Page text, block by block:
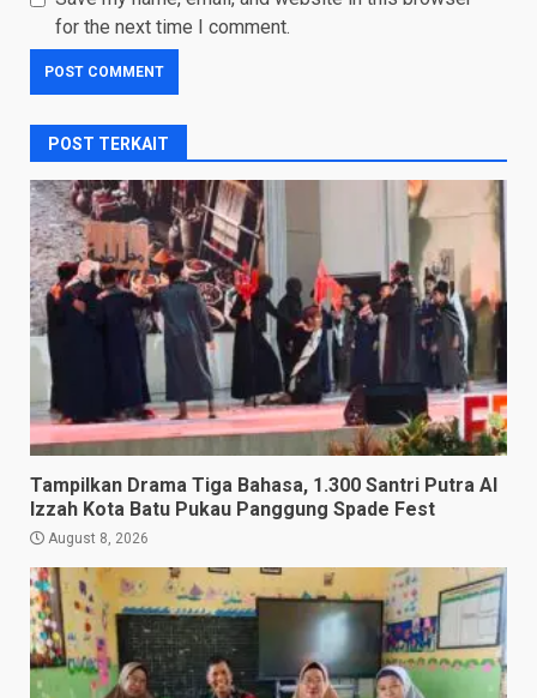
for the next time I comment.
POST TERKAIT
Tampilkan Drama Tiga Bahasa, 1.300 Santri Putra Al
Izzah Kota Batu Pukau Panggung Spade Fest
August 8, 2026